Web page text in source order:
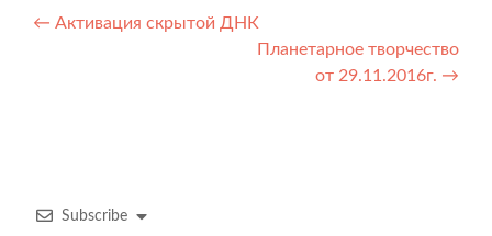
Навигация
← Активация скрытой ДНК
Планетарное творчество
от 29.11.2016г. →
Subscribe